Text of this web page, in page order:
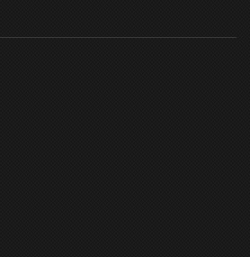
rôznych zdrojov
údajov na výber obsahu
o geografickej